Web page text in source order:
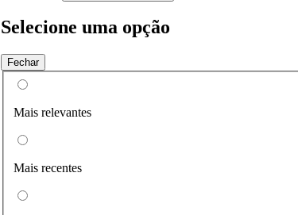
Selecione uma opção
Fechar
Mais relevantes
Mais recentes